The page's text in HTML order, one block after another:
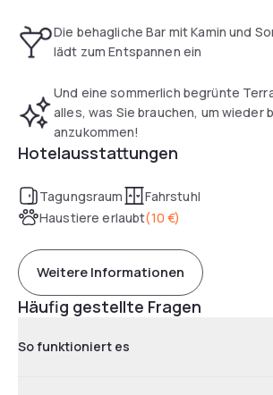
Die behagliche Bar mit Kamin und
lädt zum Entspannen ein
Und eine sommerlich begrünte
alles, was Sie brauchen, um wieder
anzukommen!
Hotelausstattungen
Tagungsraum
Fahrstuhl
Haustiere erlaubt(10 €)
Weitere Informationen
Häufig gestellte Fragen
So funktioniert es